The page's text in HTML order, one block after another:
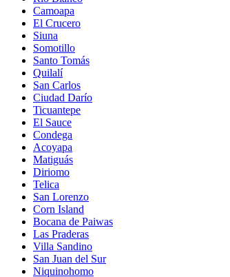
Camoapa
El Crucero
Siuna
Somotillo
Santo Tomás
Quilalí
San Carlos
Ciudad Darío
Ticuantepe
El Sauce
Condega
Acoyapa
Matiguás
Diriomo
Telica
San Lorenzo
Corn Island
Bocana de Paiwas
Las Praderas
Villa Sandino
San Juan del Sur
Niquinohomo